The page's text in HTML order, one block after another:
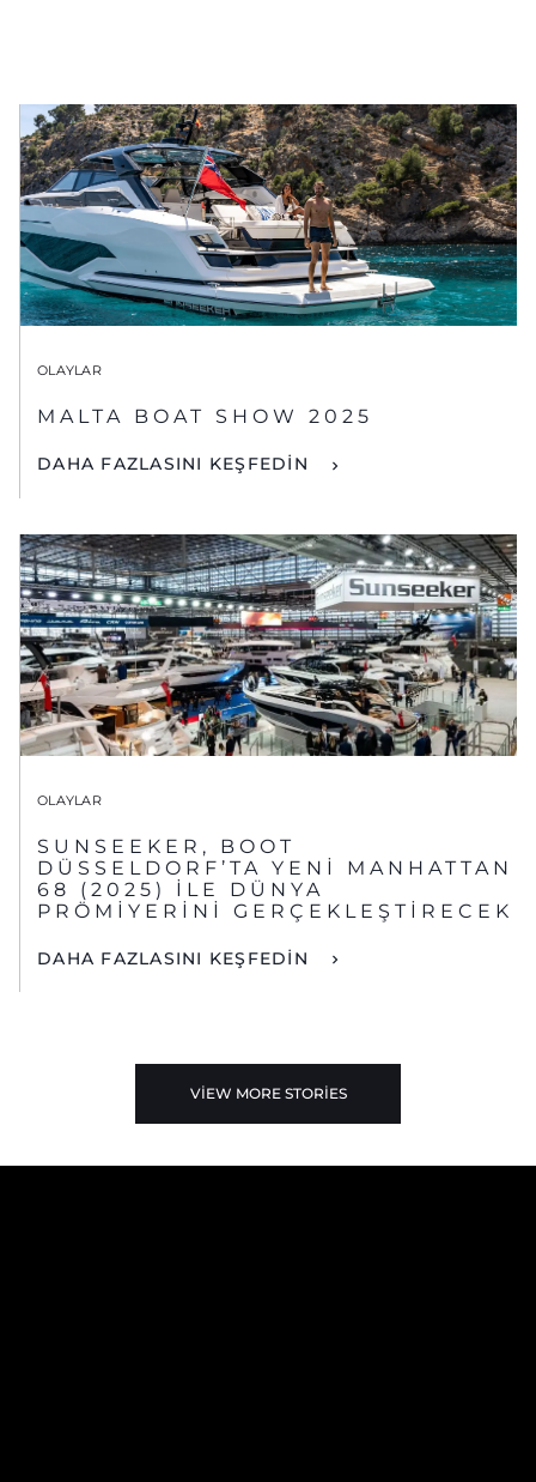
OLAYLAR
MALTA BOAT SHOW 2025
DAHA FAZLASINI KEŞFEDİN
OLAYLAR
SUNSEEKER, BOOT
DÜSSELDORF’TA YENİ MANHATTAN
68 (2025) İLE DÜNYA
PRÖMİYERİNİ GERÇEKLEŞTİRECEK
DAHA FAZLASINI KEŞFEDİN
VIEW MORE STORIES